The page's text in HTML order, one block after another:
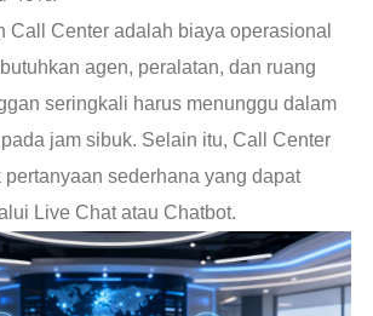
Call Center adalah biaya operasional
agen, peralatan, dan ruang
seringkali harus menunggu dalam
jam sibuk. Selain itu, Call Center
sederhana yang dapat
Live Chat atau Chatbot.